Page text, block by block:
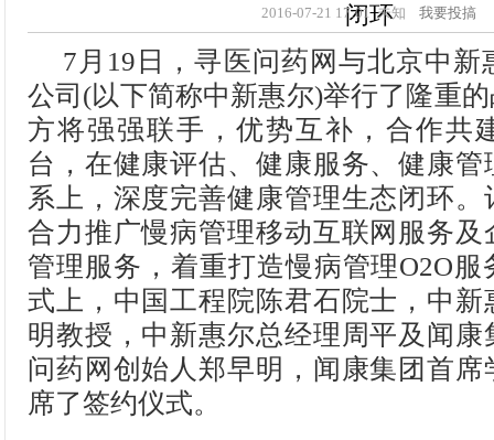
闭环
2016-07-21 17:01 未知我要投搞
7月19日，寻医问药网与北京中新
公司(以下简称中新惠尔)举行了隆重
方将强强联手，优势互补，合作共
台，在健康评估、健康服务、健康
系上，深度完善健康管理生态闭环
合力推广慢病管理移动互联网服务及
管理服务，着重打造慢病管理O2O
式上，中国工程院陈君石院士，中
明教授，中新惠尔总经理周平及闻
问药网创始人郑早明，闻康集团首
席了签约仪式。